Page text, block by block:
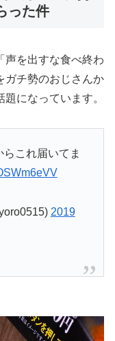
った件
声を出すな食べ終わ
ガチ勢のおじさんか
になっています。
これ届いてま
2019